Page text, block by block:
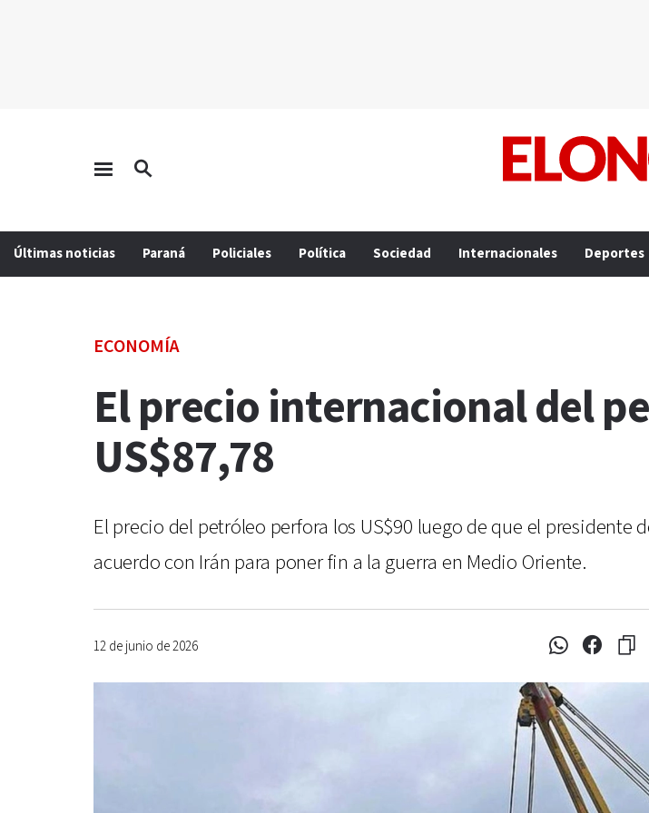
Últimas noticias Paraná Policiales Política Sociedad Internacionales Deportes
ECONOMÍA
El precio internacional del
US$87,78
El precio del petróleo perfora los US$90 luego de que el presidente
acuerdo con Irán para poner fin a la guerra en Medio Oriente.
12 de junio de 2026